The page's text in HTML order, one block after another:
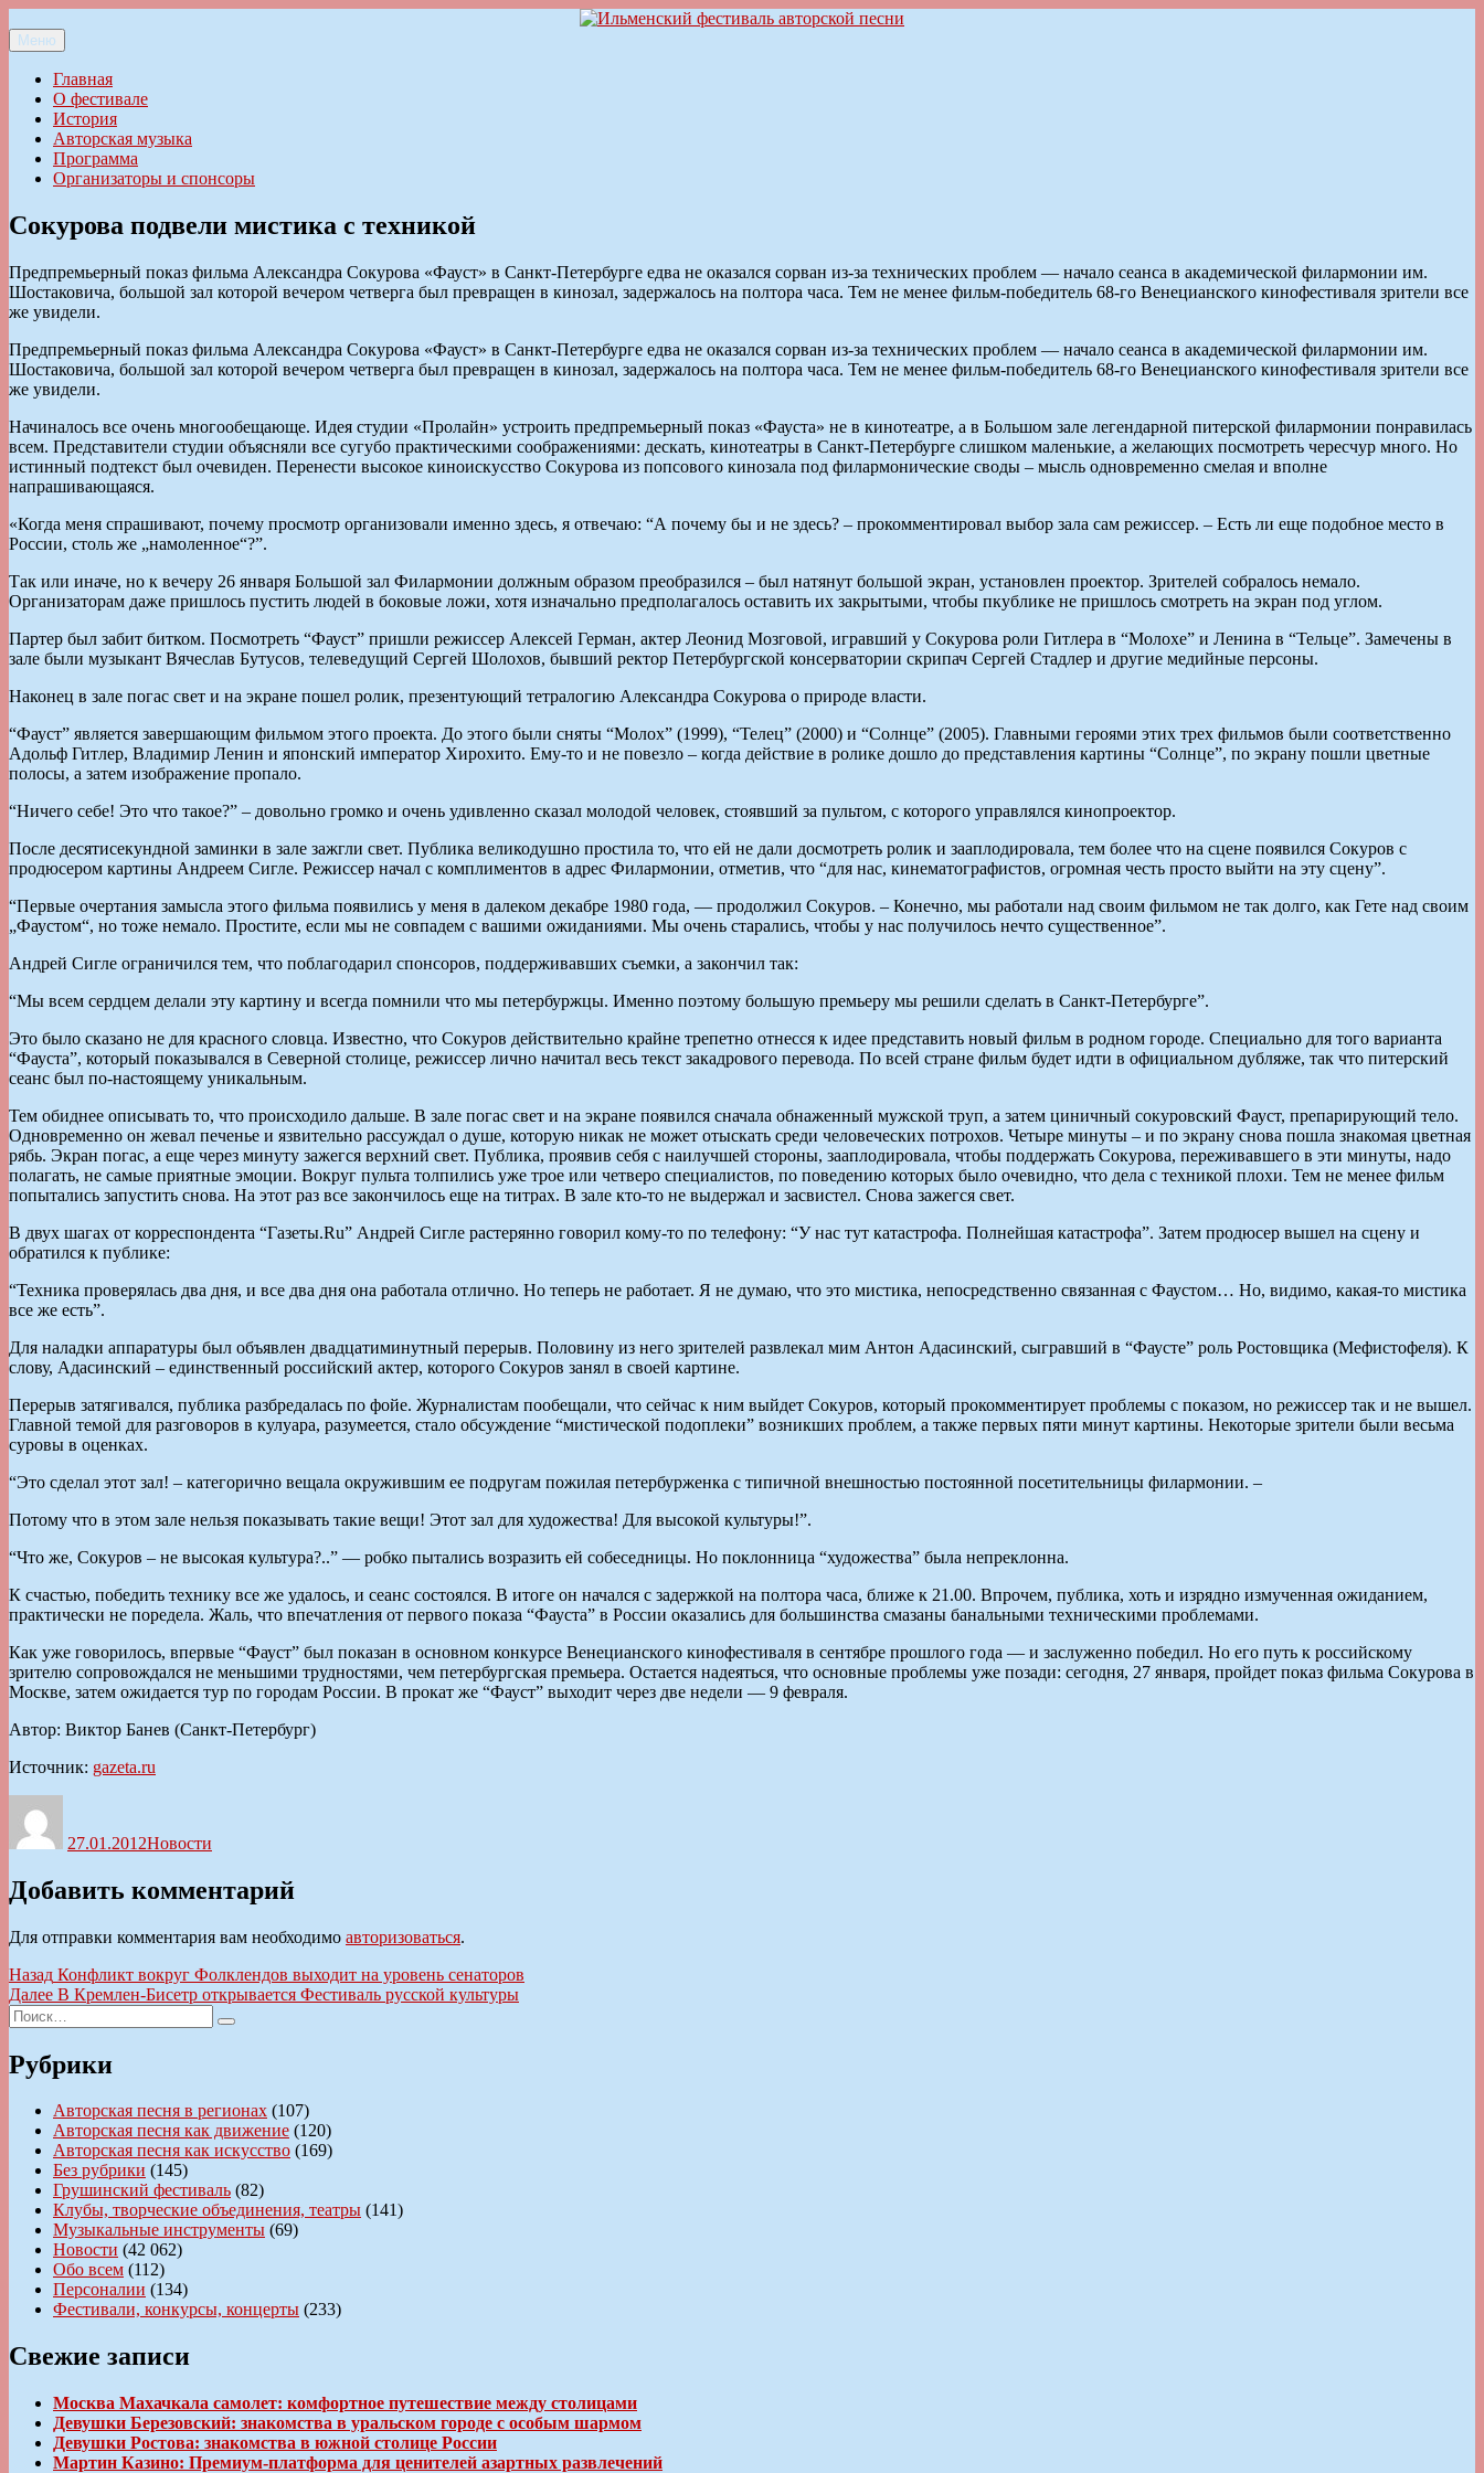
к
содержимому
Ильменский фестиваль авторской песни
Меню
Главная
О фестивале
История
Авторская музыка
Программа
Организаторы и спонсоры
Сокурова подвели мистика с техникой
Предпремьерный показ фильма Александра Сокурова «Фауст» в Санкт-Петербурге едва не оказался сорван из-за технических проблем — начало сеанса в академической филармонии им.
Шостаковича, большой зал которой вечером четверга был превращен в кинозал, задержалось на полтора часа. Тем не менее фильм-победитель 68-го Венецианского кинофестиваля зрители все
же увидели.
Предпремьерный показ фильма Александра Сокурова «Фауст» в Санкт-Петербурге едва не оказался сорван из-за технических проблем — начало сеанса в академической филармонии им.
Шостаковича, большой зал которой вечером четверга был превращен в кинозал, задержалось на полтора часа. Тем не менее фильм-победитель 68-го Венецианского кинофестиваля зрители все
же увидели.
Начиналось все очень многообещающе. Идея студии «Пролайн» устроить предпремьерный показ «Фауста» не в кинотеатре, а в Большом зале легендарной питерской филармонии понравилась
всем. Представители студии объясняли все сугубо практическими соображениями: дескать, кинотеатры в Санкт-Петербурге слишком маленькие, а желающих посмотреть чересчур много. Но
истинный подтекст был очевиден. Перенести высокое киноискусство Сокурова из попсового кинозала под филармонические своды – мысль одновременно смелая и вполне
напрашивающаяся.
«Когда меня спрашивают, почему просмотр организовали именно здесь, я отвечаю: “А почему бы и не здесь? – прокомментировал выбор зала сам режиссер. – Есть ли еще подобное место в
России, столь же „намоленное“?”.
Так или иначе, но к вечеру 26 января Большой зал Филармонии должным образом преобразился – был натянут большой экран, установлен проектор. Зрителей собралось немало.
Организаторам даже пришлось пустить людей в боковые ложи, хотя изначально предполагалось оставить их закрытыми, чтобы пкублике не пришлось смотреть на экран под углом.
Партер был забит битком. Посмотреть “Фауст” пришли режиссер Алексей Герман, актер Леонид Мозговой, игравший у Сокурова роли Гитлера в “Молохе” и Ленина в “Тельце”. Замечены в
зале были музыкант Вячеслав Бутусов, телеведущий Сергей Шолохов, бывший ректор Петербургской консерватории скрипач Сергей Стадлер и другие медийные персоны.
Наконец в зале погас свет и на экране пошел ролик, презентующий тетралогию Александра Сокурова о природе власти.
“Фауст” является завершающим фильмом этого проекта. До этого были сняты “Молох” (1999), “Телец” (2000) и “Солнце” (2005). Главными героями этих трех фильмов были соответственно
Адольф Гитлер, Владимир Ленин и японский император Хирохито. Ему-то и не повезло – когда действие в ролике дошло до представления картины “Солнце”, по экрану пошли цветные
полосы, а затем изображение пропало.
“Ничего себе! Это что такое?” – довольно громко и очень удивленно сказал молодой человек, стоявший за пультом, с которого управлялся кинопроектор.
После десятисекундной заминки в зале зажгли свет. Публика великодушно простила то, что ей не дали досмотреть ролик и зааплодировала, тем более что на сцене появился Сокуров с
продюсером картины Андреем Сигле. Режиссер начал с комплиментов в адрес Филармонии, отметив, что “для нас, кинематографистов, огромная честь просто выйти на эту сцену”.
“Первые очертания замысла этого фильма появились у меня в далеком декабре 1980 года, — продолжил Сокуров. – Конечно, мы работали над своим фильмом не так долго, как Гете над своим
„Фаустом“, но тоже немало. Простите, если мы не совпадем с вашими ожиданиями. Мы очень старались, чтобы у нас получилось нечто существенное”.
Андрей Сигле ограничился тем, что поблагодарил спонсоров, поддерживавших съемки, а закончил так:
“Мы всем сердцем делали эту картину и всегда помнили что мы петербуржцы. Именно поэтому большую премьеру мы решили сделать в Санкт-Петербурге”.
Это было сказано не для красного словца. Известно, что Сокуров действительно крайне трепетно отнесся к идее представить новый фильм в родном городе. Специально для того варианта
“Фауста”, который показывался в Северной столице, режиссер лично начитал весь текст закадрового перевода. По всей стране фильм будет идти в официальном дубляже, так что питерский
сеанс был по-настоящему уникальным.
Тем обиднее описывать то, что происходило дальше. В зале погас свет и на экране появился сначала обнаженный мужской труп, а затем циничный сокуровский Фауст, препарирующий тело.
Одновременно он жевал печенье и язвительно рассуждал о душе, которую никак не может отыскать среди человеческих потрохов. Четыре минуты – и по экрану снова пошла знакомая цветная
рябь. Экран погас, а еще через минуту зажегся верхний свет. Публика, проявив себя с наилучшей стороны, зааплодировала, чтобы поддержать Сокурова, переживавшего в эти минуты, надо
полагать, не самые приятные эмоции. Вокруг пульта толпились уже трое или четверо специалистов, по поведению которых было очевидно, что дела с техникой плохи. Тем не менее фильм
попытались запустить снова. На этот раз все закончилось еще на титрах. В зале кто-то не выдержал и засвистел. Снова зажегся свет.
В двух шагах от корреспондента “Газеты.Ru” Андрей Сигле растерянно говорил кому-то по телефону: “У нас тут катастрофа. Полнейшая катастрофа”. Затем продюсер вышел на сцену и
обратился к публике:
“Техника проверялась два дня, и все два дня она работала отлично. Но теперь не работает. Я не думаю, что это мистика, непосредственно связанная с Фаустом… Но, видимо, какая-то мистика
все же есть”.
Для наладки аппаратуры был объявлен двадцатиминутный перерыв. Половину из него зрителей развлекал мим Антон Адасинский, сыгравший в “Фаусте” роль Ростовщика (Мефистофеля). К
слову, Адасинский – единственный российский актер, которого Сокуров занял в своей картине.
Перерыв затягивался, публика разбредалась по фойе. Журналистам пообещали, что сейчас к ним выйдет Сокуров, который прокомментирует проблемы с показом, но режиссер так и не вышел.
Главной темой для разговоров в кулуара, разумеется, стало обсуждение “мистической подоплеки” возникших проблем, а также первых пяти минут картины. Некоторые зрители были весьма
суровы в оценках.
“Это сделал этот зал! – категорично вещала окружившим ее подругам пожилая петербурженка с типичной внешностью постоянной посетительницы филармонии. –
Потому что в этом зале нельзя показывать такие вещи! Этот зал для художества! Для высокой культуры!”.
“Что же, Сокуров – не высокая культура?..” — робко пытались возразить ей собеседницы. Но поклонница “художества” была непреклонна.
К счастью, победить технику все же удалось, и сеанс состоялся. В итоге он начался с задержкой на полтора часа, ближе к 21.00. Впрочем, публика, хоть и изрядно измученная ожиданием,
практически не поредела. Жаль, что впечатления от первого показа “Фауста” в России оказались для большинства смазаны банальными техническими проблемами.
Как уже говорилось, впервые “Фауст” был показан в основном конкурсе Венецианского кинофестиваля в сентябре прошлого года — и заслуженно победил. Но его путь к российскому
зрителю сопровождался не меньшими трудностями, чем петербургская премьера. Остается надеяться, что основные проблемы уже позади: сегодня, 27 января, пройдет показ фильма Сокурова в
Москве, затем ожидается тур по городам России. В прокат же “Фауст” выходит через две недели — 9 февраля.
Автор: Виктор Банев (Санкт-Петербург)
Источник: gazeta.ru
27.01.2012Новости
Добавить комментарий
Для отправки комментария вам необходимо авторизоваться.
Навигация
по
записям
Назад Предыдущая
запись:
Конфликт вокруг Фолклендов выходит на уровень сенаторов
Далее Следующая
В Кремлен-Бисетр открывается Фестиваль русской культуры
Искать:
Поиск
Рубрики
Авторская песня в регионах (107)
Авторская песня как движение (120)
Авторская песня как искусство (169)
Без рубрики (145)
Грушинский фестиваль (82)
Клубы, творческие объединения, театры (141)
Музыкальные инструменты (69)
Новости (42 062)
Обо всем (112)
Персоналии (134)
Фестивали, конкурсы, концерты (233)
Свежие записи
Москва Махачкала самолет: комфортное путешествие между столицами
Девушки Березовский: знакомства в уральском городе с особым шармом
Девушки Ростова: знакомства в южной столице России
Мартин Казино: Премиум-платформа для ценителей азартных развлечений